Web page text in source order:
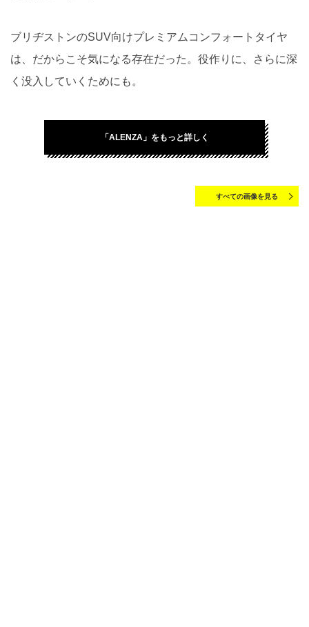
ブリヂストンのSUV向けプレミアムコンフォートタイヤ
は、だからこそ気になる存在だった。役作りに、さらに深
く没入していくためにも。
「ALENZA」をもっと詳しく
すべての画像を見る